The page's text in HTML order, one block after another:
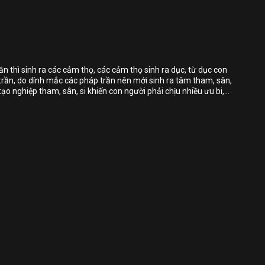
thì sinh ra các cảm thọ, các cảm thọ sinh ra dục, từ dục con
do dính mắc các pháp trần nên mới sinh ra tâm tham, sân,
nghiệp tham, sân, si khiến con người phải chịu nhiều ưu bi,
Bình luận